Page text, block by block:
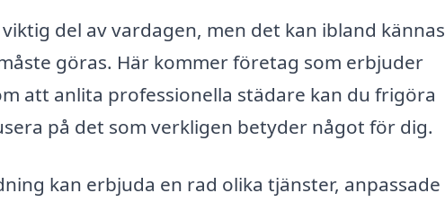
del av vardagen, men det kan ibland kännas
göras. Här kommer företag som erbjuder
att anlita professionella städare kan du frigöra
på det som verkligen betyder något för dig.
kan erbjuda en rad olika tjänster, anpassade